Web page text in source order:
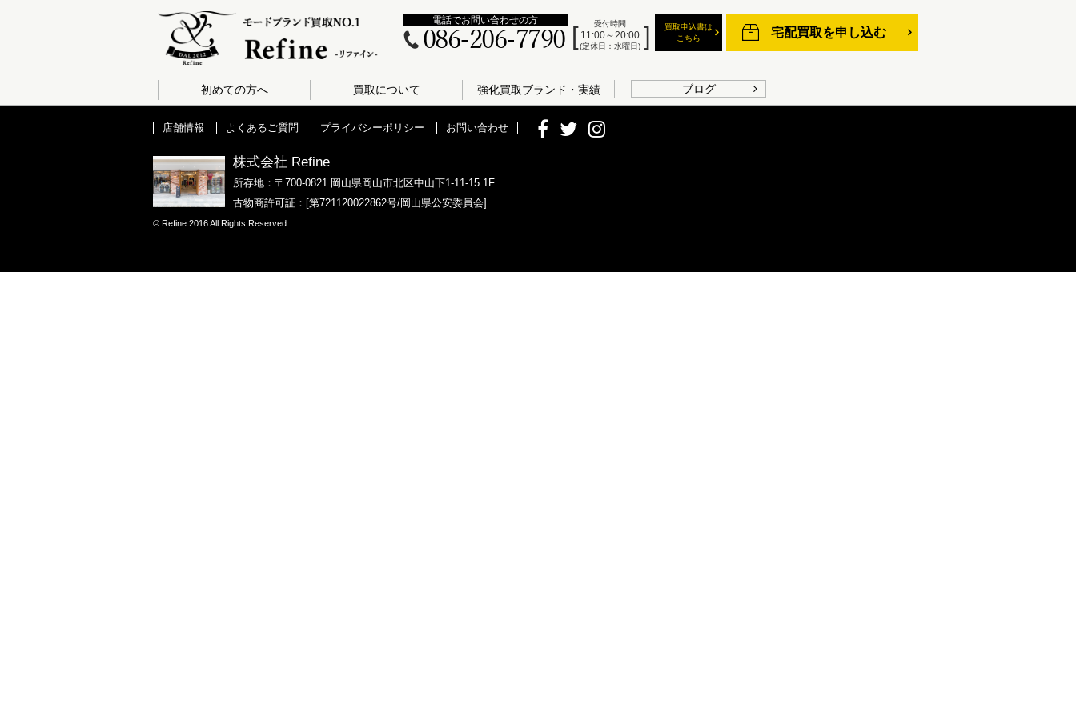
宅配買取を申し込む
買取申込書は
こちら
受付時間
11:00～20:00
(定休日：水曜日)
電話でお問い合わせの方
086-206-7790
初めての方へ 買取について 強化買取ブランド・実績 ブログ
店舗情報 よくあるご質問 プライバシーポリシー お問い合わせ
株式会社 Refine
所存地：〒700-0821 岡山県岡山市北区中山下1-11-15 1F
古物商許可証：[第721120022862号/岡山県公安委員会]
© Refine 2016 All Rights Reserved.